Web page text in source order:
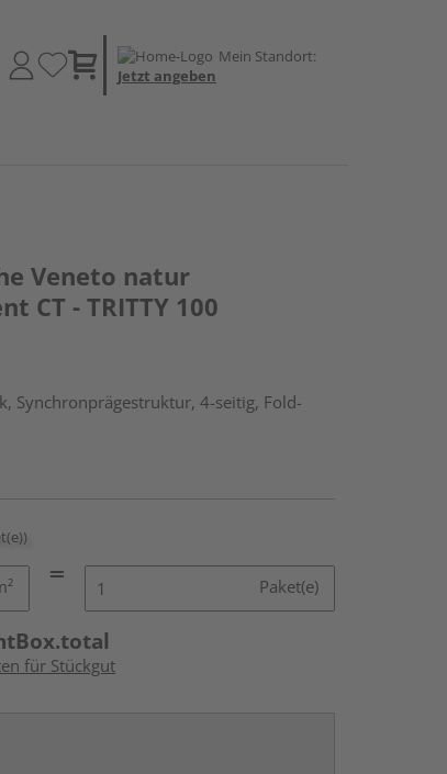
Mein Standort:
Jetzt angeben
Veneto natur
CT - TRITTY 100
Synchronprägestruktur, 4-seitig, Fold-
Paket(e)
für Stückgut